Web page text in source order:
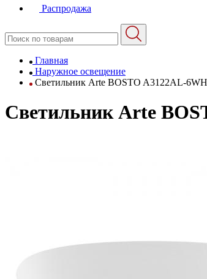
Распродажа
Главная
Наружное освещение
Светильник Arte BOSTO A3122AL-6WH
Светильник Arte